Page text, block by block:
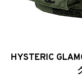
HYSTERIC